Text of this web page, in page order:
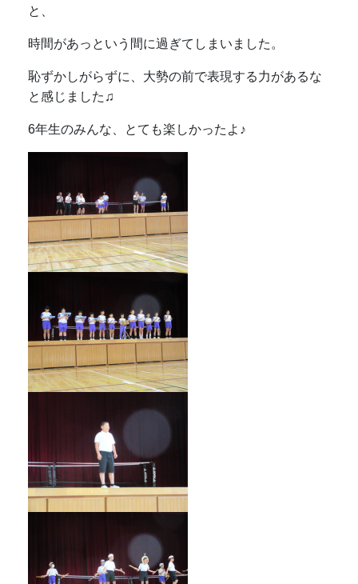
と、
時間があっという間に過ぎてしまいました。
恥ずかしがらずに、大勢の前で表現する力があるな
と感じました♫
6年生のみんな、とても楽しかったよ♪